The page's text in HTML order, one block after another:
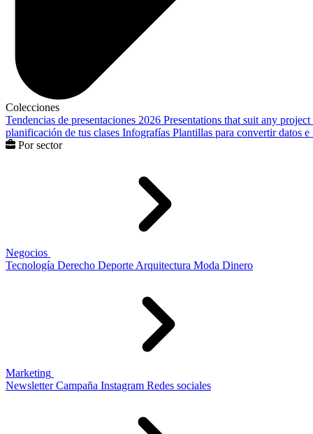
Colecciones
Tendencias de presentaciones 2026 Presentations that suit any project
planificación de tus clases Infografías Plantillas para convertir datos
Por sector
Negocios
Tecnología Derecho Deporte Arquitectura Moda Dinero
Marketing
Newsletter Campaña Instagram Redes sociales